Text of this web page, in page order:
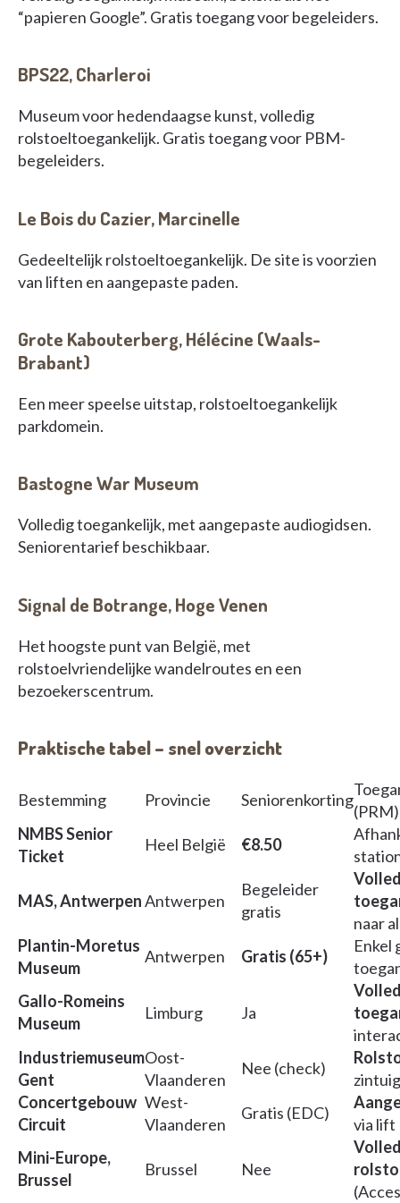
“papieren Google”. Gratis toegang voor begeleiders.
BPS22, Charleroi
Museum voor hedendaagse kunst, volledig
rolstoeltoegankelijk. Gratis toegang voor PBM-
begeleiders.
Le Bois du Cazier, Marcinelle
Gedeeltelijk rolstoeltoegankelijk. De site is voorzien
van liften en aangepaste paden.
Grote Kabouterberg, Hélécine (Waals-
Brabant)
Een meer speelse uitstap, rolstoeltoegankelijk
parkdomein.
Bastogne War Museum
Volledig toegankelijk, met aangepaste audiogidsen.
Seniorentarief beschikbaar.
Signal de Botrange, Hoge Venen
Het hoogste punt van België, met
rolstoelvriendelijke wandelroutes en een
bezoekerscentrum.
Praktische tabel – snel overzicht
Bestemming Provincie Seniorenkorting
(PRM)
NMBS Senior
Ticket
Heel België €8.50
MAS, AntwerpenAntwerpen
Begeleider
gratis
naar
Plantin-Moretus
Museum
Antwerpen Gratis (65+)
Enkel
Gallo-Romeins
Museum
Limburg Ja
Industriemuseum
Gent
Oost-
Vlaanderen
Nee (check)
Concertgebouw
Circuit
West-
Vlaanderen
Gratis (EDC)
via lift
Mini-Europe,
Brussel
Brussel Nee